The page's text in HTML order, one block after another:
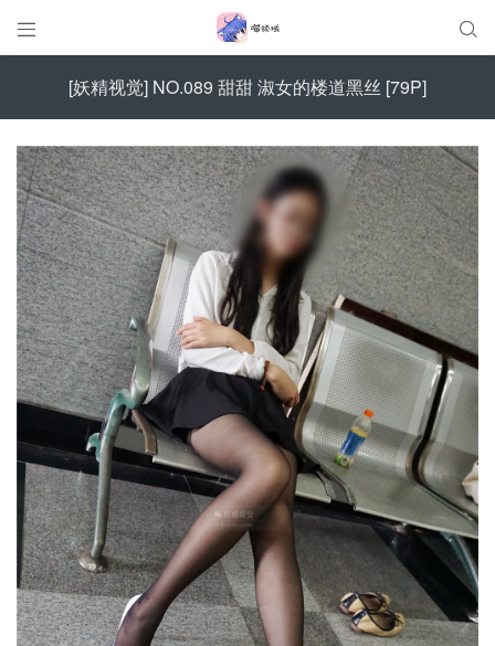
 
[妖精视觉] NO.089 甜甜 淑女的楼道黑丝 [79P]